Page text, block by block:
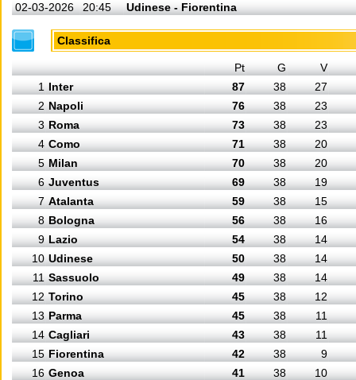
02-03-2026
20:45 Udinese - Fiorentina
Classifica
Pt G
V
1 Inter 87 38
27
2 Napoli 76 38
23
3 Roma 73 38
23
4 Como 71 38
20
5 Milan 70 38
20
6 Juventus 69 38
19
7 Atalanta 59 38
15
8 Bologna 56 38
16
9 Lazio 54 38
14
10 Udinese 50 38
14
11 Sassuolo 49 38
14
12 Torino 45 38
12
13 Parma 45 38
11
14 Cagliari 43 38
11
15 Fiorentina 42 38
9
16 Genoa 41 38
10